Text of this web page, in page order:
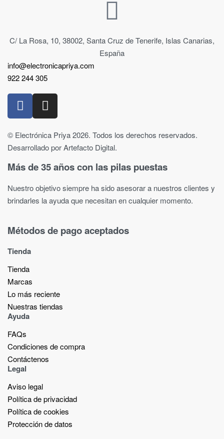
C/ La Rosa, 10, 38002, Santa Cruz de Tenerife, Islas Canarias,
España
info@electronicapriya.com
922 244 305
© Electrónica Priya 2026. Todos los derechos reservados.
Desarrollado por Artefacto Digital.
Más de 35 años con las pilas puestas
Nuestro objetivo siempre ha sido asesorar a nuestros clientes y
brindarles la ayuda que necesitan en cualquier momento.
Métodos de pago aceptados
Tienda
Tienda
Marcas
Lo más reciente​
Nuestras tiendas​
Ayuda
FAQs
Condiciones de compra
Contáctenos
Legal
Aviso legal
Política de privacidad
Política de cookies
Protección de datos